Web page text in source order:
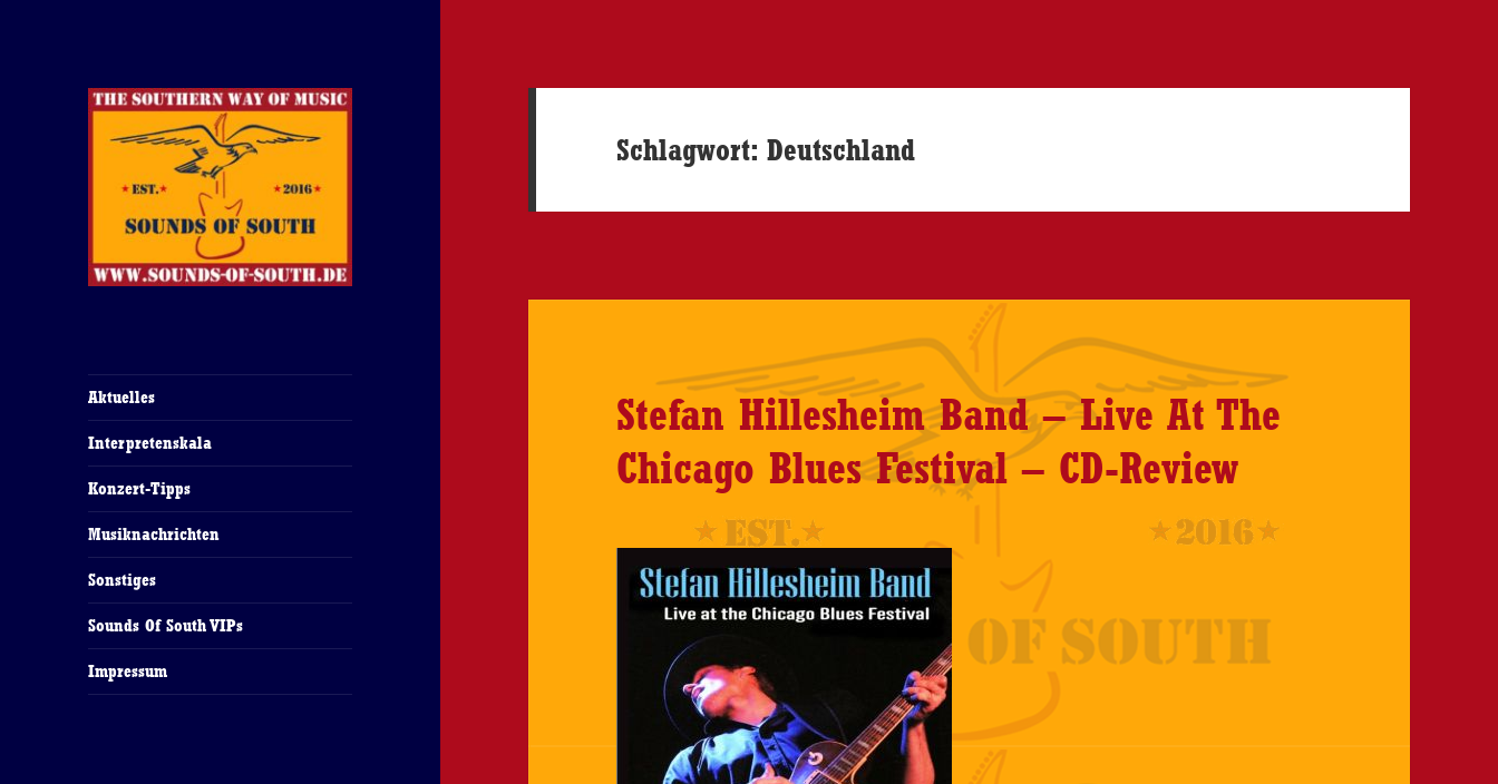
Aktuelles
Interpretenskala
Konzert-Tipps
Musiknachrichten
Sonstiges
Sounds Of South VIPs
Impressum
Schlagwort:Deutschland
Stefan Hillesheim Band – Live At The
Chicago Blues Festival – CD-Review